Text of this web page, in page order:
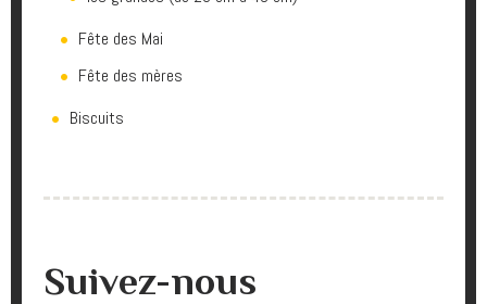
Fête des Mai
Fête des mères
Biscuits
Suivez-nous